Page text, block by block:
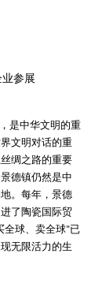
参展
是中华文明的重
文明对话的重
绸之路的重要
德镇仍然是中
。每年，景德
了陶瓷国际贸
全球、卖全球”已
无限活力的生